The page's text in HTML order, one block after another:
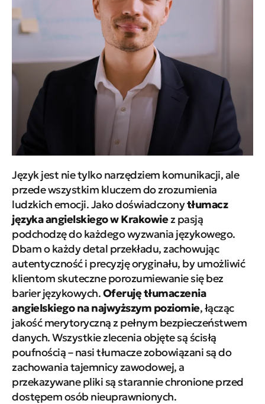
Język jest nie tylko narzędziem komunikacji, ale
przede wszystkim kluczem do zrozumienia
ludzkich emocji. Jako doświadczonytłumacz
języka angielskiego w Krakowiez pasją
podchodzę do każdego wyzwania językowego.
Dbam o każdy detal przekładu, zachowując
autentyczność i precyzję oryginału, by umożliwić
klientom skuteczne porozumiewanie się bez
barier językowych.Oferuję tłumaczenia
angielskiego na najwyższym poziomie, łącząc
jakość merytoryczną z pełnym bezpieczeństwem
danych. Wszystkie zlecenia objęte są ścisłą
poufnością – nasi tłumacze zobowiązani są do
zachowania tajemnicy zawodowej, a
przekazywane pliki są starannie chronione przed
dostępem osób nieuprawnionych.